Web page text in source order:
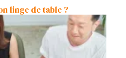
linge de table ?